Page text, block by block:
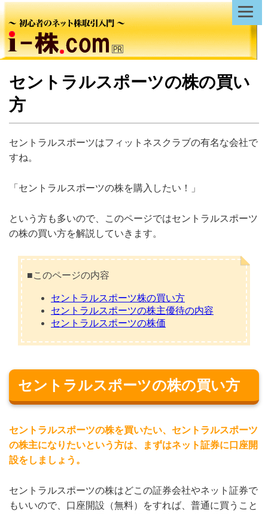
セントラルスポーツの株の買い
方
セントラルスポーツはフィットネスクラブの有名な会社で
すね。
「セントラルスポーツの株を購入したい！」
という方も多いので、このページではセントラルスポーツ
の株の買い方を解説していきます。
■このページの内容
セントラルスポーツ株の買い方
セントラルスポーツの株主優待の内容
セントラルスポーツの株価
セントラルスポーツの株の買い方
セントラルスポーツの株を買いたい、セントラルスポーツ
の株主になりたいという方は、まずはネット証券に口座開
設をしましょう。
セントラルスポーツの株はどこの証券会社やネット証券で
もいいので、口座開設（無料）をすれば、普通に買うこと